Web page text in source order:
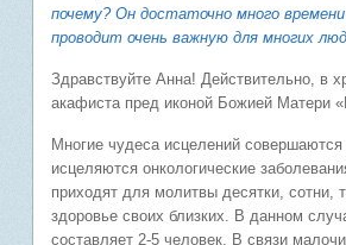
почему? Он достаточно много
проводит очень важную для многих
Здравствуйте Анна! Действительно, в
акафиста пред иконой Божией Матери
Многие чудеса исцелений
исцеляются онкологические
приходят для молитвы десятки,
здоровье своих близких. В данном
составляет 2-5 человек. В связи